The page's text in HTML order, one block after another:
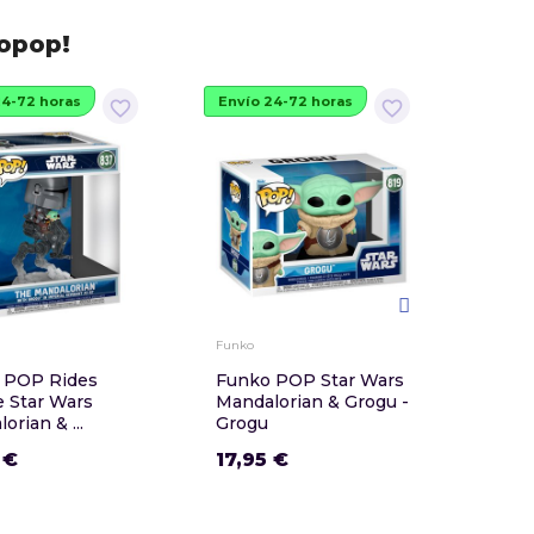
favorite_border
72 horas
Rides
Star Wars
& ...
€
favorite_border
Envío 24-72 horas
Funko
Funko POP Star Wars
Mandalorian & Grogu -
Grogu
17,95 €